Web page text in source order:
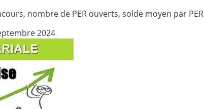
nombre de PER ouverts, solde moyen par PER
2024